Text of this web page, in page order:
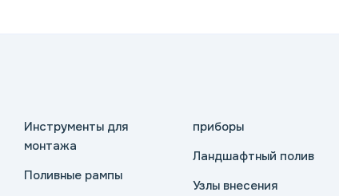
Инструменты для
монтажа
Поливные рампы
приборы
Ландшафтный полив
Узлы внесения